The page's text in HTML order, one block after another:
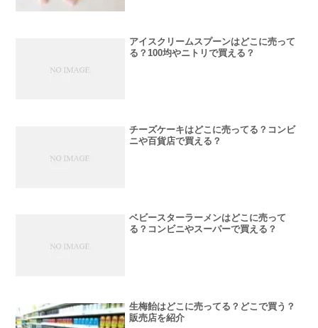
アイスクリームスプーンはどこに売って
る？100均やニトリで買える？
チーズケーキはどこに売ってる？コンビ
ニや百貨店で買える？
ベビースターラーメンはどこに売って
る？コンビニやスーパーで買える？
生梅飴はどこに売ってる？どこで買う？
販売店を紹介